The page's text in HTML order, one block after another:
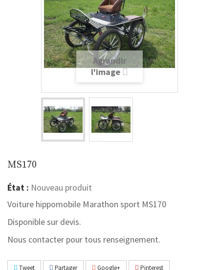
Agrandir
l'image
MS170
État : Nouveau produit
Voiture hippomobile Marathon sport MS170
Disponible sur devis.
Nous contacter pour tous renseignement.
Tweet Partager Google+ Pinterest